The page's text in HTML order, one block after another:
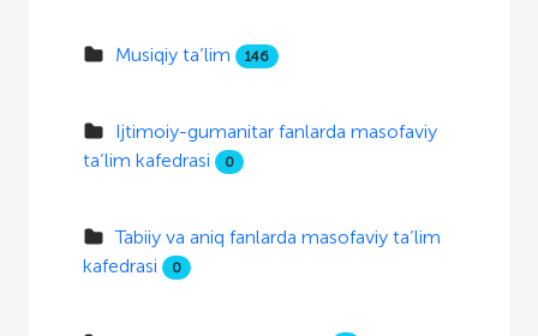
Musiqiy ta’lim 146
Ijtimoiy-gumanitar fanlarda masofaviy
ta’lim kafedrasi
0
Tabiiy va aniq fanlarda masofaviy ta’lim
kafedrasi
0